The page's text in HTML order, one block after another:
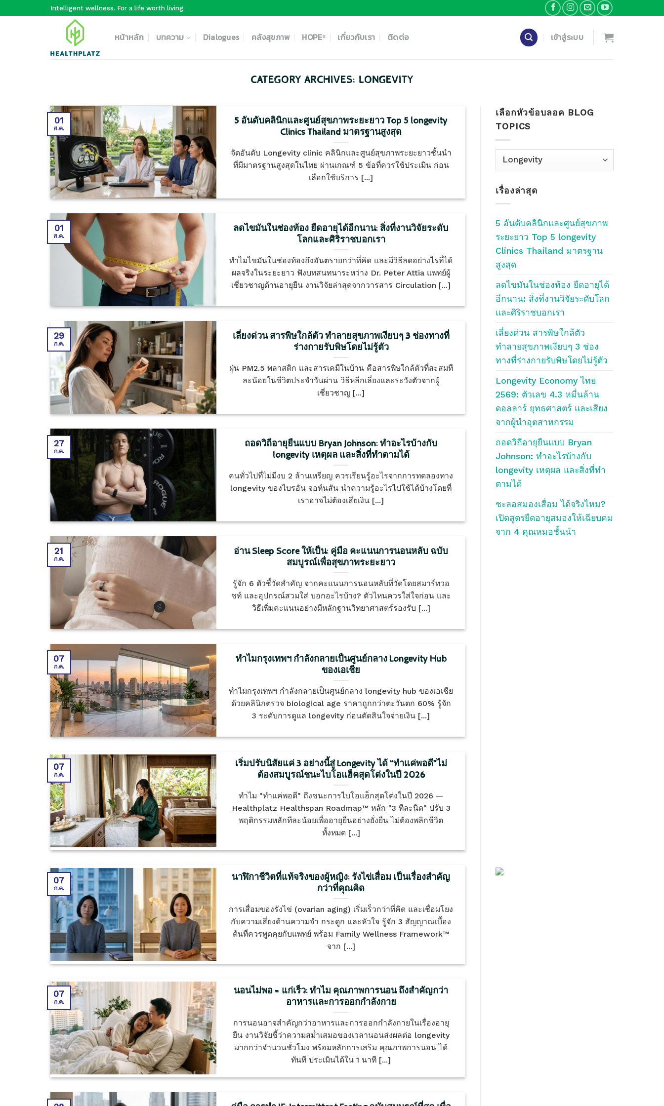
Intelligent wellness. For a life worth living.
หน้าหลัก บทความ Dialogues คลังสุขภาพ HOPEˣ เกี่ยวกับเรา ติดต่อ เข้าสู่ระบบ
CATEGORY ARCHIVES: LONGEVITY
5 อันดับคลินิกและศูนย์สุขภาพระยะยาว Top 5 longevity
Clinics Thailand มาตรฐานสูงสุด
จัดอันดับ Longevity clinic คลินิกและศูนย์สุขภาพระยะยาวชั้นนำ
ที่มีมาตรฐานสูงสุดในไทย ผ่านเกณฑ์ 5 ข้อที่ควรใช้ประเมิน ก่อน
เลือกใช้บริการ [...]
01
ส.ค.
ลดไขมันในช่องท้อง ยืดอายุได้อีกนาน: สิ่งที่งานวิจัยระดับ
โลกและศิริราชบอกเรา
ทำไมไขมันในช่องท้องถึงอันตรายกว่าที่คิด และมีวิธีลดอย่างไรที่ได้
ผลจริงในระยะยาว ฟังบทสนทนาระหว่าง Dr. Peter Attia แพทย์ผู้
เชี่ยวชาญด้านอายุยืน งานวิจัยล่าสุดจากวารสาร Circulation [...]
01
ส.ค.
เลี่ยงด่วน สารพิษใกล้ตัว ทำลายสุขภาพเงียบๆ 3 ช่องทางที่
ร่างกายรับพิษโดยไม่รู้ตัว
ฝุ่น PM2.5 พลาสติก และสารเคมีในบ้าน คือสารพิษใกล้ตัวที่สะสมที
ละน้อยในชีวิตประจำวันผ่าน วิธีหลีกเลี่ยงและระวังตัวจากผู้
เชี่ยวชาญ [...]
29
ก.ค.
ถอดวิถีอายุยืนแบบ Bryan Johnson: ทำอะไรบ้างกับ
longevity เหตุผล และสิ่งที่ทำตามได้
คนทั่วไปที่ไม่มีงบ 2 ล้านเหรียญ ควรเรียนรู้อะไรจากการทดลองทาง
longevity ของไบรอัน จอห์นสัน นำความรู้อะไรไปใช้ได้บ้างโดยที่
เราอาจไม่ต้องเสียเงิน [...]
27
ก.ค.
อ่าน Sleep Score ให้เป็น: คู่มือ คะแนนการนอนหลับ ฉบับ
สมบูรณ์เพื่อสุขภาพระยะยาว
รู้จัก 6 ตัวชี้วัดสำคัญ จากคะแนนการนอนหลับที่วัดโดยสมาร์ทวอ
ชท์ และอุปกรณ์สวมใส่ บอกอะไรบ้าง? ตัวไหนควรใส่ใจก่อน และ
วิธีเพิ่มคะแนนอย่างมีหลักฐานวิทยาศาสตร์รองรับ [...]
21
ก.ค.
ทำไมกรุงเทพฯ กำลังกลายเป็นศูนย์กลาง Longevity Hub
ของเอเชีย
ทำไมกรุงเทพฯ กำลังกลายเป็นศูนย์กลาง longevity hub ของเอเชีย
ด้วยคลินิกตรวจ biological age ราคาถูกกว่าตะวันตก 60% รู้จัก
3 ระดับการดูแล longevity ก่อนตัดสินใจจ่ายเงิน [...]
07
ก.ค.
เริ่มปรับนิสัยแค่ 3 อย่างนี้สู่ Longevity ได้ “ทำแค่พอดี”ไม่
ต้องสมบูรณ์ชนะไบโอแฮ็คสุดโต่งในปี 2026
ทำไม "ทำแค่พอดี" ถึงชนะการไบโอแฮ็กสุดโต่งในปี 2026 —
Healthplatz Healthspan Roadmap™ หลัก "3 ทีละนิด" ปรับ 3
พฤติกรรมหลักทีละน้อยเพื่ออายุยืนอย่างยั่งยืน ไม่ต้องพลิกชีวิต
ทั้งหมด [...]
07
ก.ค.
นาฬิกาชีวิตที่แท้จริงของผู้หญิง: รังไข่เสื่อม เป็นเรื่องสำคัญ
กว่าที่คุณคิด
การเสื่อมของรังไข่ (ovarian aging) เริ่มเร็วกว่าที่คิด และเชื่อมโยง
กับความเสี่ยงด้านความจำ กระดูก และหัวใจ รู้จัก 3 สัญญาณเบื้อง
ต้นที่ควรพูดคุยกับแพทย์ พร้อม Family Wellness Framework™
จาก [...]
07
ก.ค.
นอนไม่พอ = แก่เร็ว: ทำไม คุณภาพการนอน ถึงสำคัญกว่า
อาหารและการออกกำลังกาย
การนอนอาจสำคัญกว่าอาหารและการออกกำลังกายในเรื่องอายุ
ยืน งานวิจัยชี้ว่าความสม่ำเสมอของเวลานอนส่งผลต่อ longevity
มากกว่าจำนวนชั่วโมง พร้อมหลักการเสริม คุณภาพการนอน ได้
ทันที ประเมินได้ใน 1 นาที [...]
07
ก.ค.
เลือกหัวข้อบลอค BLOG
TOPICS
เลือก
บลอค
Blog
เรื่องล่าสุด
5 อันดับคลินิกและศูนย์สุขภาพ
ระยะยาว Top 5 longevity
Clinics Thailand มาตรฐาน
สูงสุด
ลดไขมันในช่องท้อง ยืดอายุได้
อีกนาน: สิ่งที่งานวิจัยระดับโลก
และศิริราชบอกเรา
เลี่ยงด่วน สารพิษใกล้ตัว
ทำลายสุขภาพเงียบๆ 3 ช่อง
ทางที่ร่างกายรับพิษโดยไม่รู้ตัว
Longevity Economy ไทย
2569: ตัวเลข 4.3 หมื่นล้าน
ดอลลาร์ ยุทธศาสตร์ และเสียง
จากผู้นำอุตสาหกรรม
ถอดวิถีอายุยืนแบบ Bryan
Johnson: ทำอะไรบ้างกับ
longevity เหตุผล และสิ่งที่ทำ
ตามได้
ชะลอสมองเสื่อม ได้จริงไหม?
เปิดสูตรยืดอายุสมองให้เฉียบคม
จาก 4 คุณหมอชั้นนำ